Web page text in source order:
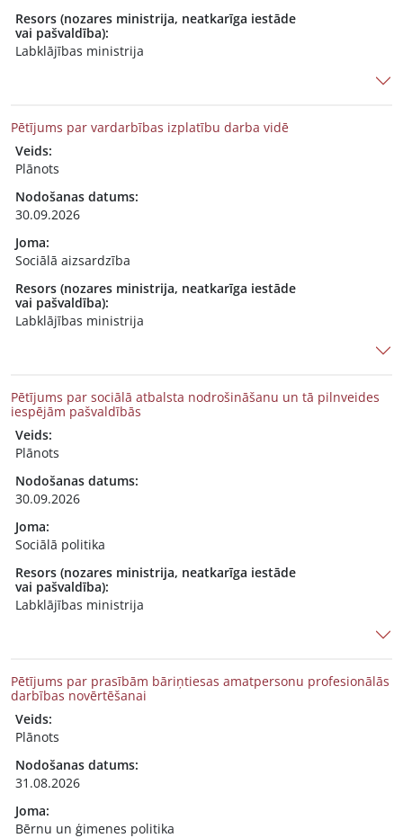
Resors (nozares ministrija, neatkarīga iestāde
vai pašvaldība):
Labklājības ministrija
Pētījums par vardarbības izplatību darba vidē
Veids:
Plānots
Nodošanas datums:
30.09.2026
Joma:
Sociālā aizsardzība
Resors (nozares ministrija, neatkarīga iestāde
vai pašvaldība):
Labklājības ministrija
Pētījums par sociālā atbalsta nodrošināšanu un tā pilnveides
iespējām pašvaldībās
Veids:
Plānots
Nodošanas datums:
30.09.2026
Joma:
Sociālā politika
Resors (nozares ministrija, neatkarīga iestāde
vai pašvaldība):
Labklājības ministrija
Pētījums par prasībām bāriņtiesas amatpersonu profesionālās
darbības novērtēšanai
Veids:
Plānots
Nodošanas datums:
31.08.2026
Joma:
Bērnu un ģimenes politika